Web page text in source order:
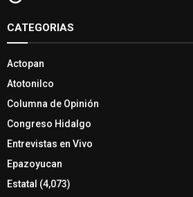
CATEGORIAS
Actopan
Atotonilco
Columna de Opinión
Congreso Hidalgo
Entrevistas en Vivo
Epazoyucan
Estatal (4,073)